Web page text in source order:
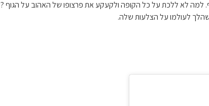
למה לא ללכת על כל הקופה ולקעקע את פרצופו של האהוב על הגוף ?
שהלך לעולמו על הצלעות שלה.